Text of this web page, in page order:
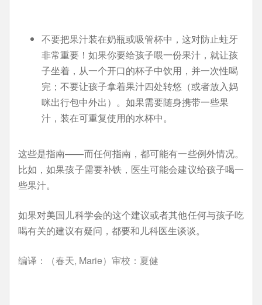
不要把果汁装在奶瓶或吸管杯中，这对防止蛀牙
非常重要！如果你要给孩子喂一份果汁，就让孩
子坐着，从一个开口的杯子中饮用，并一次性喝
完；不要让孩子拿着果汁四处转悠（或者放入妈
咪出行包中外出）。如果需要随身携带一些果
汁，装在可重复使用的水杯中。
这些是指南——而任何指南，都可能有一些例外情况。
比如，如果孩子需要补铁，医生可能会建议给孩子喝一
些果汁。
如果对美国儿科学会的这个建议或者其他任何与孩子吃
喝有关的建议有疑问，都要和儿科医生谈谈。
编译：（春天, Marie）审校：夏健